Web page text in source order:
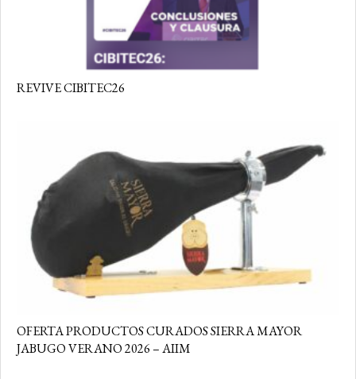
REVIVE CIBITEC26
OFERTA PRODUCTOS CURADOS SIERRA MAYOR
JABUGO VERANO 2026 – AIIM